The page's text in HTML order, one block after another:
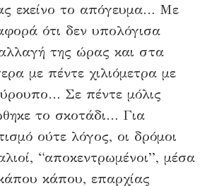
εκείνο το απόγευμα… Με
ότι δεν υπολόγισα
της ώρας και στα
με πέντε χιλιόμετρα με
Σε πέντε μόλις
το σκοτάδι… Για
ούτε λόγος, οι δρόμοι
“αποκεντρωμένοι”, μέσα
κάπου, επαρχίας